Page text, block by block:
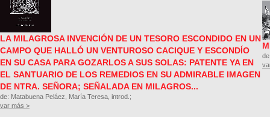
LA MILAGROSA INVENCIÓN DE UN TESORO ESCONDIDO EN UN
CAMPO QUE HALLÓ UN VENTUROSO CACIQUE Y ESCONDÍO
EN SU CASA PARA GOZARLOS A SUS SOLAS: PATENTE YA EN
EL SANTUARIO DE LOS REMEDIOS EN SU ADMIRABLE IMAGEN
DE NTRA. SEÑORA; SEÑALADA EN MILAGROS...
de: Matabuena Peláez, María Teresa, introd.;
var más >